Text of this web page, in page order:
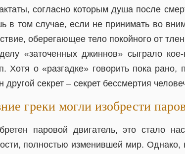
согласно которым душа после
в том случае, если не принимать во
оберегающее тело покойного от
«заточенных джиннов» сыграло
Хотя о «разгадке» говорить пока рано,
другой секрет – секрет бессмертия
греки могли изобрести
паровой двигатель, это стало
полностью изменившей мир. Однако,